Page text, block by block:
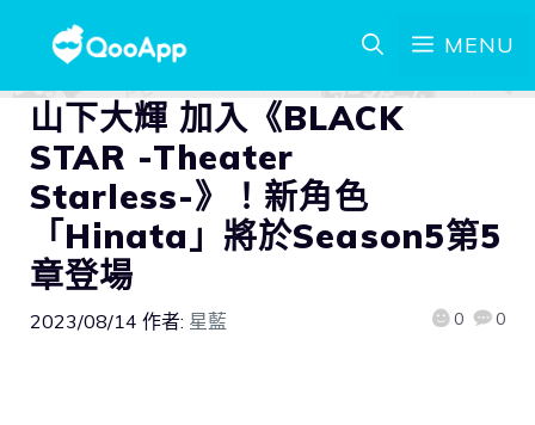
MENU
山下大輝 加入《BLACK
STAR -Theater
Starless-》！新角色
「Hinata」將於Season5第5
章登場
2023/08/14 作者: 星藍 0 0